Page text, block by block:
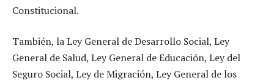
Constitucional.
También, la Ley General de Desarrollo Social, Ley
General de Salud, Ley General de Educación, Ley del
Seguro Social, Ley de Migración, Ley General de los